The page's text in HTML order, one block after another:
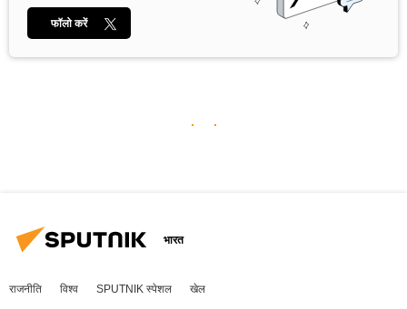
फॉलो करें
भारत
राजनीति विश्व SPUTNIK स्पेशल खेल